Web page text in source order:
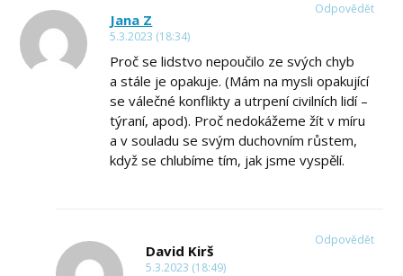
Jana Z
5.3.2023 (18:34)
Proč se lidstvo nepoučilo ze svých chyb
a stále je opakuje. (Mám na mysli opakující
se válečné konflikty a utrpení civilních lidí –
týraní, apod). Proč nedokážeme žít v míru
a v souladu se svým duchovním růstem,
když se chlubíme tím, jak jsme vyspělí.
Odpovědět
David Kirš
5.3.2023 (18:49)
Odpovědět